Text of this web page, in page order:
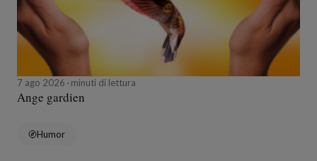
7 ago 2026 minuti di lettura
Ange gardien
Humor